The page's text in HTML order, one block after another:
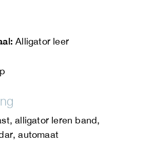
Alligator leer
alligator leren band,
automaat